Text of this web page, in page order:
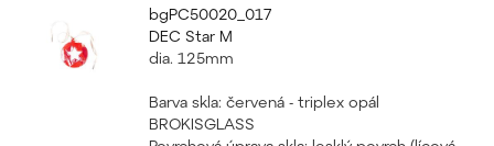
bgPC50020_017
DEC Star M
dia. 125mm
Barva skla: červená - triplex opál
BROKISGLASS